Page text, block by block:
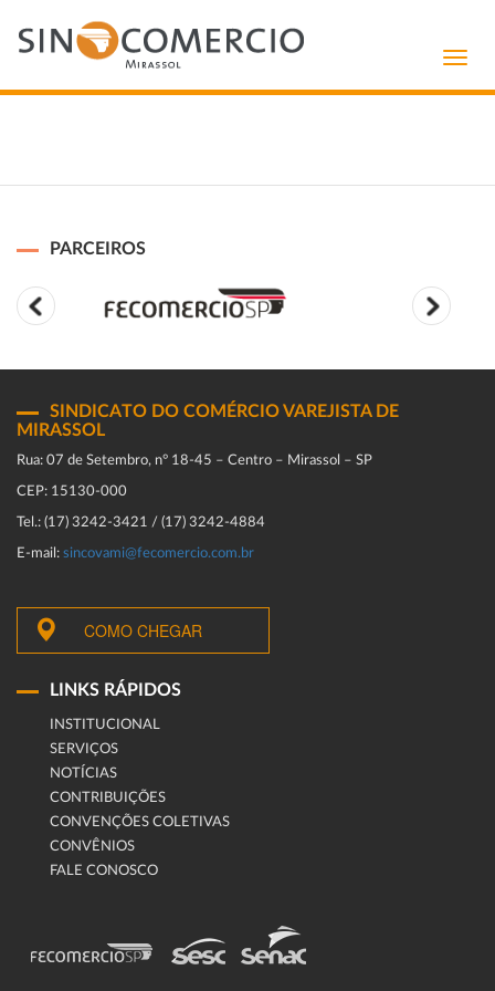
PARCEIROS
SINDICATO DO COMÉRCIO VAREJISTA DE
MIRASSOL
Rua: 07 de Setembro, n° 18-45 – Centro – Mirassol – SP
CEP: 15130-000
Tel.: (17) 3242-3421 / (17) 3242-4884
E-mail: sincovami@fecomercio.com.br
COMO CHEGAR
LINKS RÁPIDOS
INSTITUCIONAL
SERVIÇOS
NOTÍCIAS
CONTRIBUIÇÕES
CONVENÇÕES COLETIVAS
CONVÊNIOS
FALE CONOSCO